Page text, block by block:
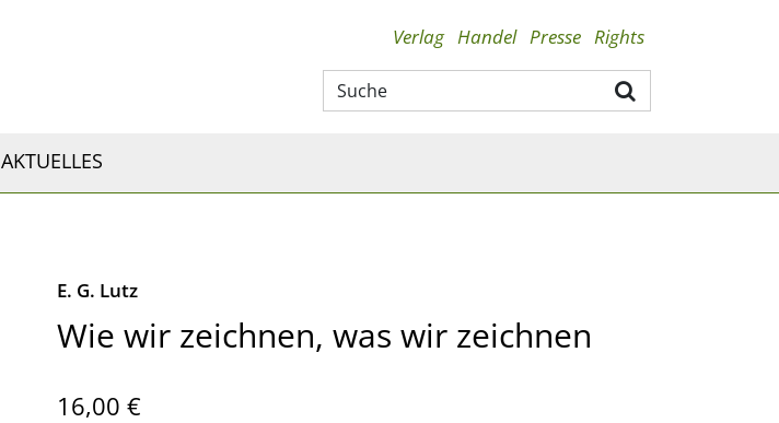
Verlag Handel Presse Rights
AKTUELLES
E. G. Lutz
Wie wir zeichnen, was wir zeichnen
16,00 €